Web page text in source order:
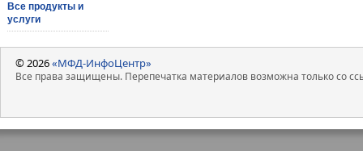
Все продукты и
услуги
© 2026«МФД-ИнфоЦентр»
Все права защищены. Перепечатка материалов возможна только со